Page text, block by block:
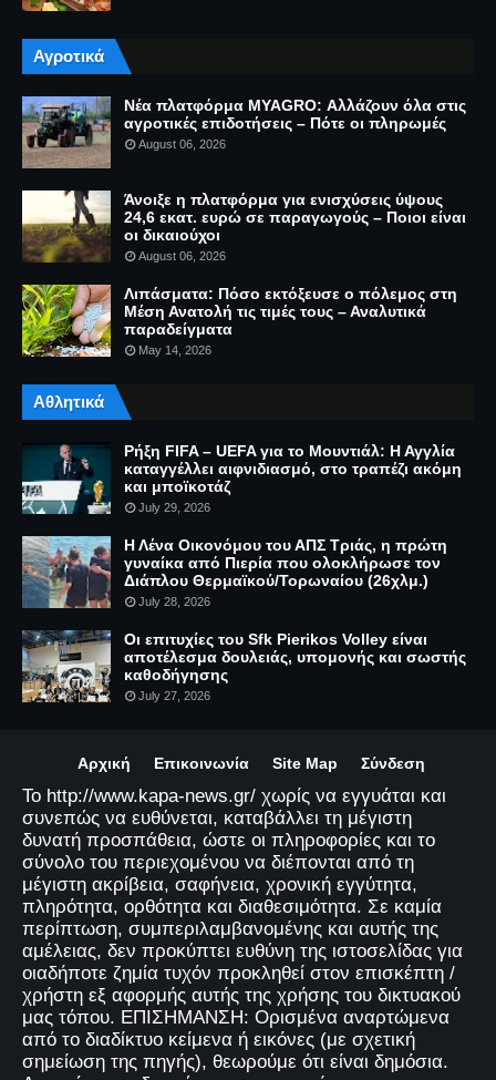
Αγροτικά
Νέα πλατφόρμα MYAGRO: Αλλάζουν όλα στις
αγροτικές επιδοτήσεις – Πότε οι πληρωμές
August 06, 2026
Άνοιξε η πλατφόρμα για ενισχύσεις ύψους
24,6 εκατ. ευρώ σε παραγωγούς – Ποιοι είναι
οι δικαιούχοι
August 06, 2026
Λιπάσματα: Πόσο εκτόξευσε ο πόλεμος στη
Μέση Ανατολή τις τιμές τους – Αναλυτικά
παραδείγματα
May 14, 2026
Αθλητικά
Ρήξη FIFA – UEFA για το Μουντιάλ: Η Αγγλία
καταγγέλλει αιφνιδιασμό, στο τραπέζι ακόμη
και μποϊκοτάζ
July 29, 2026
Η Λένα Οικονόμου του ΑΠΣ Τριάς, η πρώτη
γυναίκα από Πιερία που ολοκλήρωσε τον
Διάπλου Θερμαϊκού/Τορωναίου (26χλμ.)
July 28, 2026
Οι επιτυχίες του Sfk Pierikos Volley είναι
αποτέλεσμα δουλειάς, υπομονής και σωστής
καθοδήγησης
July 27, 2026
Αρχική Επικοινωνία Site Map Σύνδεση
Το http://www.kapa-news.gr/ χωρίς να εγγυάται και
συνεπώς να ευθύνεται, καταβάλλει τη μέγιστη
δυνατή προσπάθεια, ώστε οι πληροφορίες και το
σύνολο του περιεχομένου να διέπονται από τη
μέγιστη ακρίβεια, σαφήνεια, χρονική εγγύτητα,
πληρότητα, ορθότητα και διαθεσιμότητα. Σε καμία
περίπτωση, συμπεριλαμβανομένης και αυτής της
αμέλειας, δεν προκύπτει ευθύνη της ιστοσελίδας για
οιαδήποτε ζημία τυχόν προκληθεί στον επισκέπτη /
χρήστη εξ αφορμής αυτής της χρήσης του δικτυακού
μας τόπου. ΕΠΙΣΗΜΑΝΣΗ: Ορισμένα αναρτώμενα
από το διαδίκτυο κείμενα ή εικόνες (με σχετική
σημείωση της πηγής), θεωρούμε ότι είναι δημόσια.